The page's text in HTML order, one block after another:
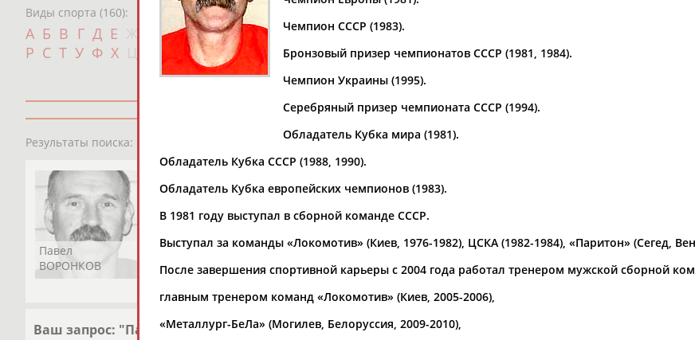
Виды спорта (160):
А Б В Г Д Е И К Л М Н О
П
Р С Т У Ф Х Ш Щ Э Ю Я
Дата рождения
чч
Результаты поиска:
Павел
ВОРОНКОВ
Ваш запрос: "Павел ВОРОНКОВ"
Чемпион СССР (1983).
Бронзовый призер чемпионатов СССР (1981, 1984).
Чемпион Украины (1995).
Серебряный призер чемпионата СССР (1994).
Обладатель Кубка мира (1981).
Обладатель Кубка СССР (1988, 1990).
Обладатель Кубка европейских чемпионов (1983).
В 1981 году выступал в сборной команде СССР.
Выступал за команды «Локомотив» (Киев, 1976-1982), ЦСКА (1982-1984), «Паритон» (Сегед,
После завершения спортивной карьеры с 2004 года работал тренером мужской сборной
главным тренером команд «Локомотив» (Киев, 2005-2006),
«Металлург-БеЛа» (Могилев, Белоруссия, 2009-2010),